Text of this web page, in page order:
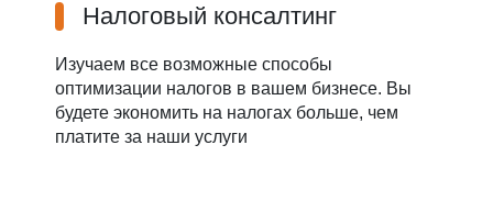
Налоговый консалтинг
Изучаем все возможные способы
оптимизации налогов в вашем бизнесе. Вы
будете экономить на налогах больше, чем
платите за наши услуги